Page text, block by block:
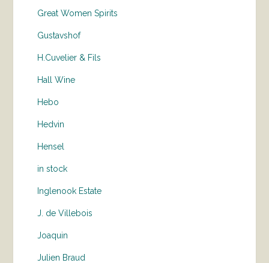
Great Women Spirits
Gustavshof
H.Cuvelier & Fils
Hall Wine
Hebo
Hedvin
Hensel
in stock
Inglenook Estate
J. de Villebois
Joaquin
Julien Braud